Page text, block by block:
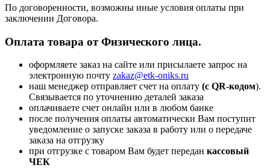
По договоренности, возможны иные условия оплаты при
заключении Договора.
Оплата товара от Физического лица.
оформляете заказ на сайте или присылаете запрос на
электронную почту zakaz@etk-oniks.ru
наш менеджер отправляет счет на оплату (с QR-кодом).
Связывается по уточнению деталей заказа
оплачиваете счет онлайн или в любом банке
после получения оплаты автоматически Вам поступит
уведомление о запуске заказа в работу или о передаче
заказа на отгрузку
при отгрузке с товаром Вам будет передан кассовый
ЧЕК